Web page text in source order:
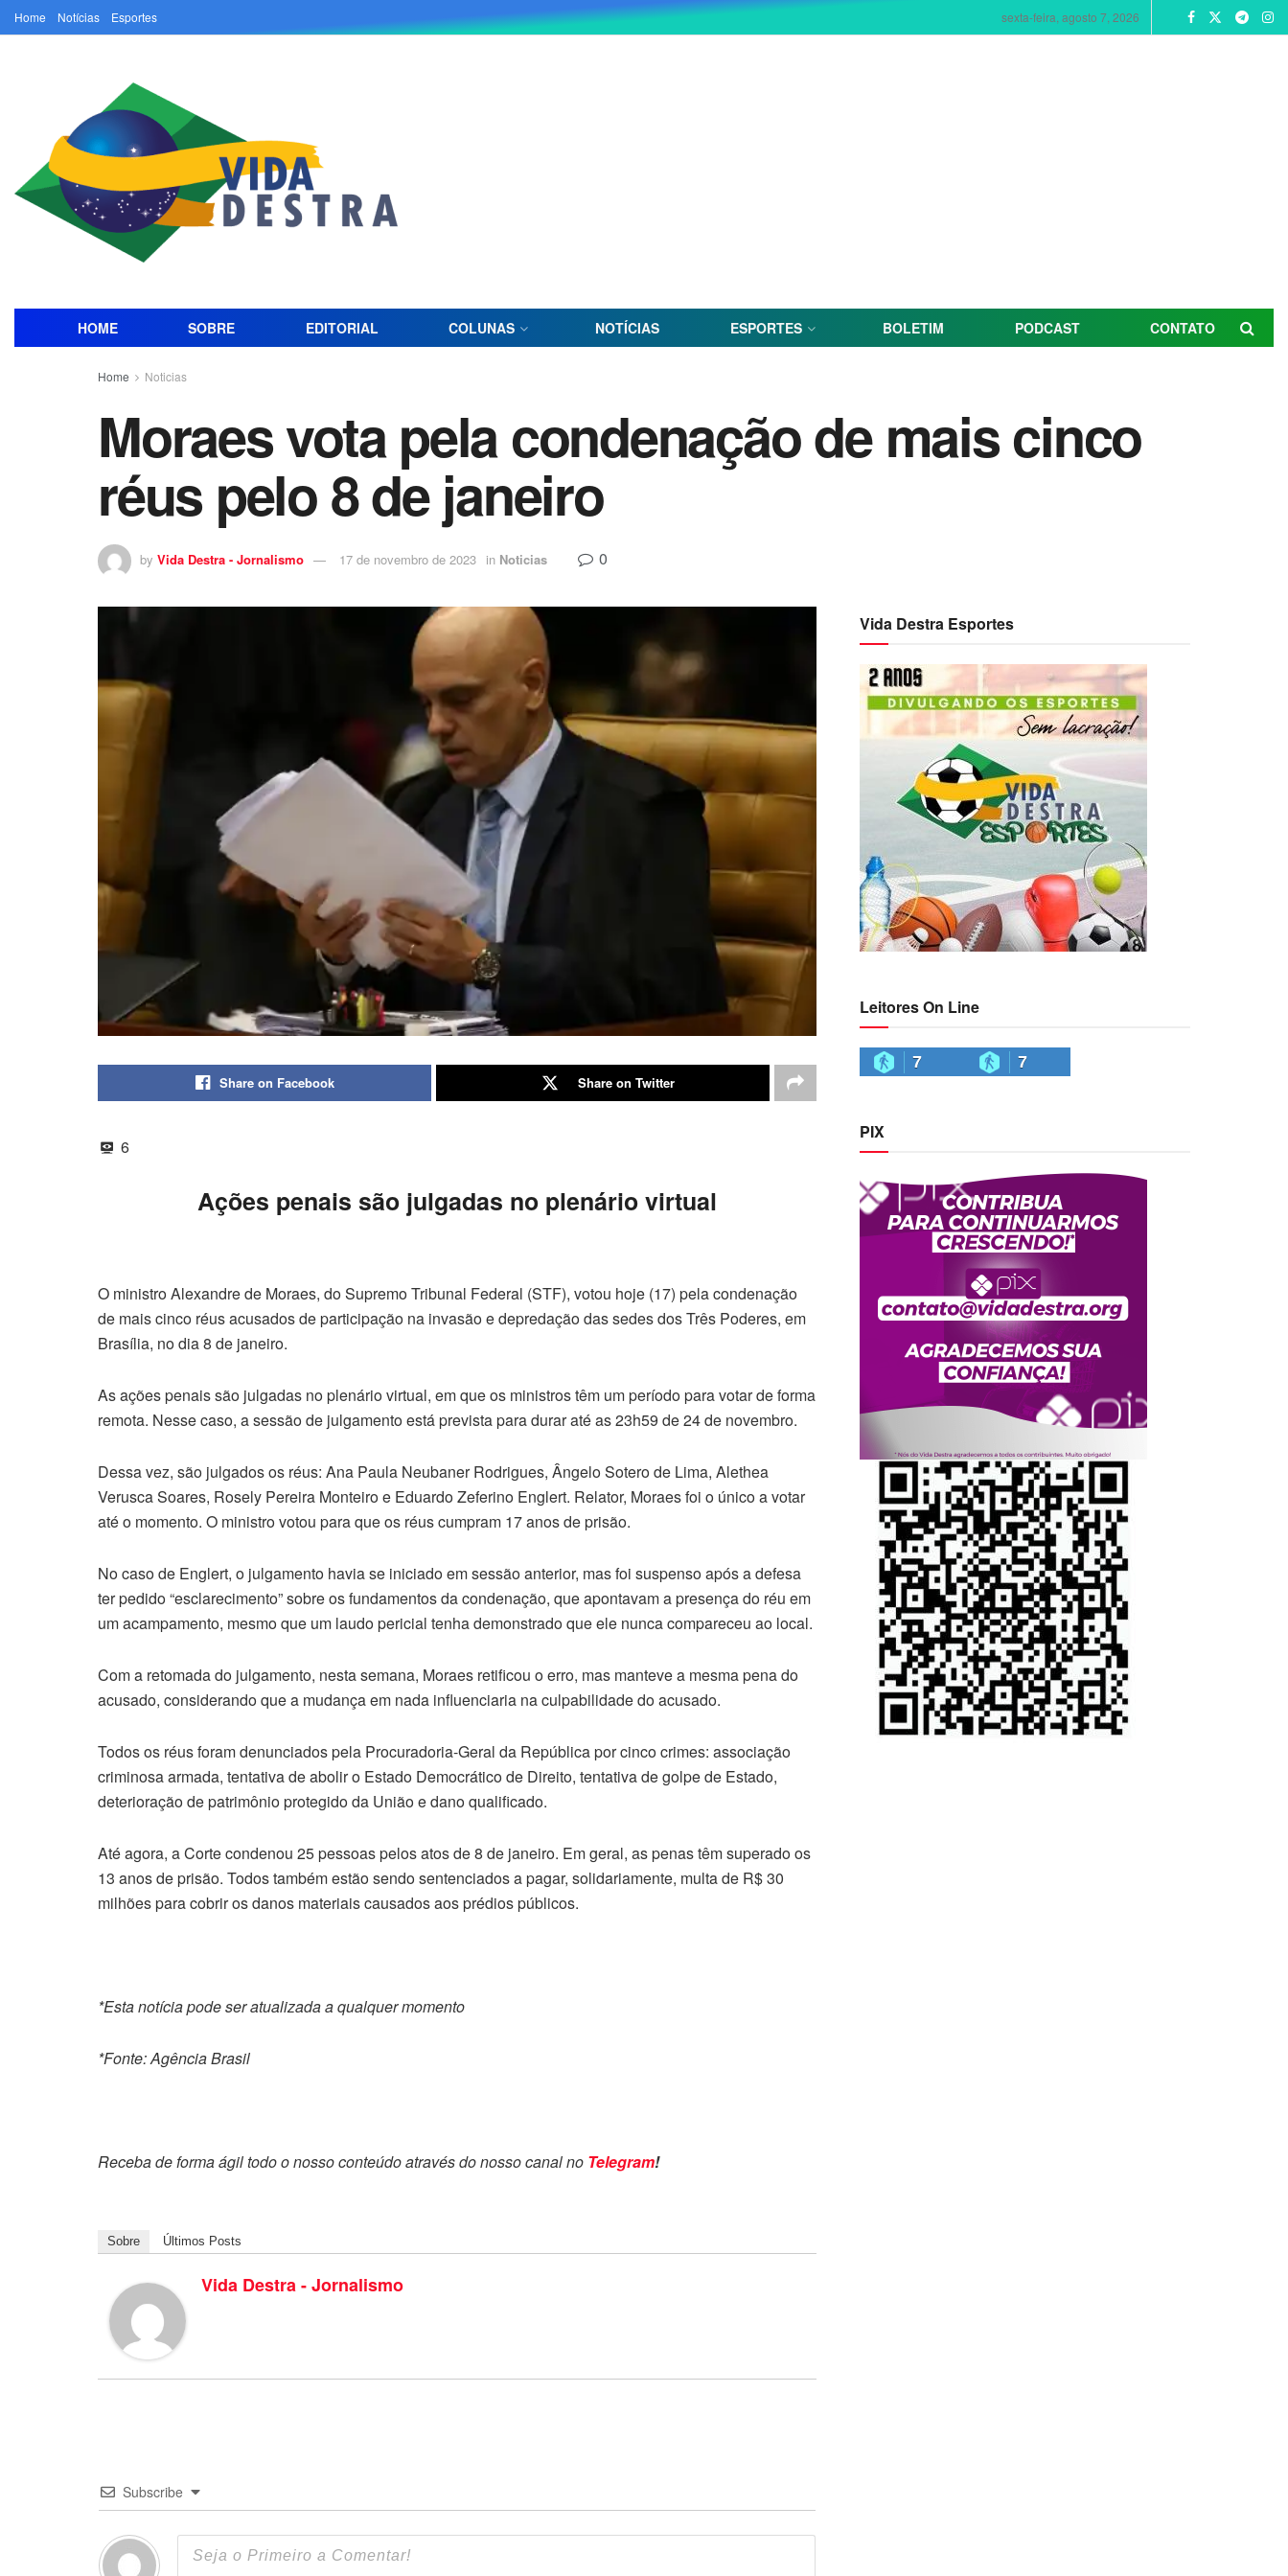
Home Notícias Esportes sexta-feira, agosto 7, 2026
HOME SOBRE EDITORIAL COLUNAS NOTÍCIAS ESPORTES BOLETIM PODCAST CONTATO
Home Noticias
Moraes vota pela condenação de mais cinco
réus pelo 8 de janeiro
by Vida Destra - Jornalismo 17 de novembro de 2023 in Noticias 0
Share on Facebook Share on Twitter
6
Ações penais são julgadas no plenário virtual
O ministro Alexandre de Moraes, do Supremo Tribunal Federal (STF), votou hoje (17) pela condenação
de mais cinco réus acusados de participação na invasão e depredação das sedes dos Três Poderes, em
Brasília, no dia 8 de janeiro.
As ações penais são julgadas no plenário virtual, em que os ministros têm um período para votar de forma
remota. Nesse caso, a sessão de julgamento está prevista para durar até as 23h59 de 24 de novembro.
Dessa vez, são julgados os réus: Ana Paula Neubaner Rodrigues, Ângelo Sotero de Lima, Alethea
Verusca Soares, Rosely Pereira Monteiro e Eduardo Zeferino Englert. Relator, Moraes foi o único a votar
até o momento. O ministro votou para que os réus cumpram 17 anos de prisão.
No caso de Englert, o julgamento havia se iniciado em sessão anterior, mas foi suspenso após a defesa
ter pedido “esclarecimento” sobre os fundamentos da condenação, que apontavam a presença do réu em
um acampamento, mesmo que um laudo pericial tenha demonstrado que ele nunca compareceu ao local.
Com a retomada do julgamento, nesta semana, Moraes retificou o erro, mas manteve a mesma pena do
acusado, considerando que a mudança em nada influenciaria na culpabilidade do acusado.
Todos os réus foram denunciados pela Procuradoria-Geral da República por cinco crimes: associação
criminosa armada, tentativa de abolir o Estado Democrático de Direito, tentativa de golpe de Estado,
deterioração de patrimônio protegido da União e dano qualificado.
Até agora, a Corte condenou 25 pessoas pelos atos de 8 de janeiro. Em geral, as penas têm superado os
13 anos de prisão. Todos também estão sendo sentenciados a pagar, solidariamente, multa de R$ 30
milhões para cobrir os danos materiais causados aos prédios públicos.
*Esta notícia pode ser atualizada a qualquer momento
*Fonte: Agência Brasil
Receba de forma ágil todo o nosso conteúdo através do nosso canal no Telegram!
Sobre Últimos Posts
Vida Destra - Jornalismo
Subscribe
Vida Destra Esportes
Leitores On Line
7 7
PIX